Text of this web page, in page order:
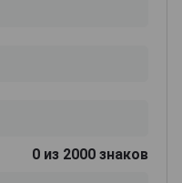
0 из 2000 знаков